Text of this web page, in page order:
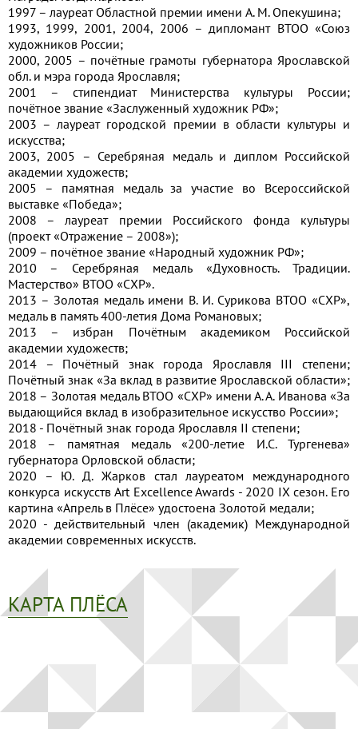
1997 – лауреат Областной премии имени A. M. Опекушина;
1993, 1999, 2001, 2004, 2006 – дипломант ВТОО «Союз
художников России;
2000, 2005 – почётные грамоты губернатора Ярославской
обл. и мэра города Ярославля;
2001 – стипендиат Министерства культуры России;
почётное звание «Заслуженный художник РФ»;
2003 – лауреат городской премии в области культуры и
искусства;
2003, 2005 – Серебряная медаль и диплом Российской
академии художеств;
2005 – памятная медаль за участие во Всероссийской
выставке «Победа»;
2008 – лауреат премии Российского фонда культуры
(проект «Отражение – 2008»);
2009 – почётное звание «Народный художник РФ»;
2010 – Серебряная медаль «Духовность. Традиции.
Мастерство» ВТОО «СХР».
2013 – Золотая медаль имени В. И. Сурикова ВТОО «СХР»,
медаль в память 400-летия Дома Романовых;
2013 – избран Почётным академиком Российской
академии художеств;
2014 – Почётный знак города Ярославля III степени;
Почётный знак «За вклад в развитие Ярославской области»;
2018 – Золотая медаль ВТОО «СХР» имени А. А. Иванова «За
выдающийся вклад в изобразительное искусство России»;
2018 - Почётный знак города Ярославля II степени;
2018 – памятная медаль «200-летие И.С. Тургенева»
губернатора Орловской области;
2020 – Ю. Д. Жарков стал лауреатом международного
конкурса искусств Art Excellence Awards - 2020 IX сезон. Его
картина «Апрель в Плёсе» удостоена Золотой медали;
2020 - действительный член (академик) Международной
академии современных искусств.
КАРТА ПЛЁСА